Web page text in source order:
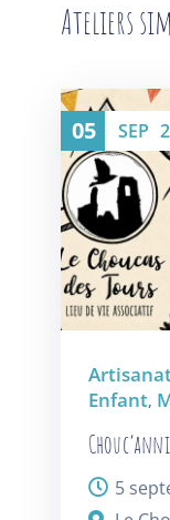
Ateliers
05 SEP
Enfant,
5